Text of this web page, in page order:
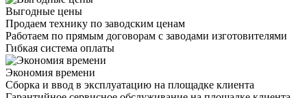
Выгодные цены
Продаем технику по заводским ценам
Работаем по прямым договорам с заводами изготовителями
Гибкая система оплаты
Экономия времени
Сборка и ввод в эксплуатацию на площадке клиента